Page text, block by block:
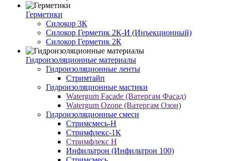
Герметики
Силокор 3К
Силокор Герметик 2К-И (Инъекционный)
Силокор Герметик 2К
Гидроизоляционные материалы
Гидроизоляционные ленты
Стримтайп
Гидроизоляционные мастики
Watergum Facade (Ватергам Фасад)
Watergum Ozone (Ватергам Озон)
Гидроизоляционные смеси
Стримсмесь-Н
Стримфлекс-1К
Стримфлекс Н
Инфильтрон (Инфильтрон 100)